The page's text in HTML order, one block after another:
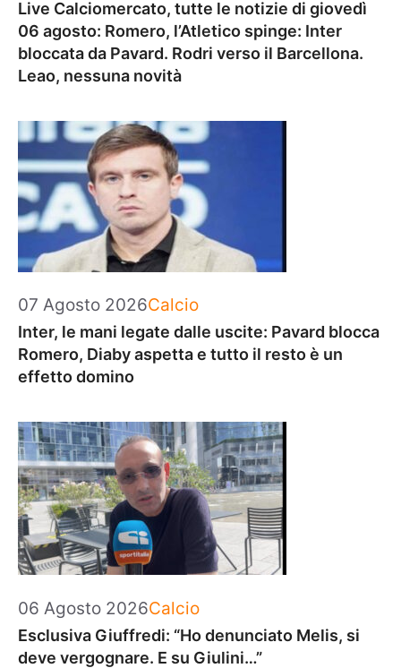
Live Calciomercato, tutte le notizie di giovedì
06 agosto: Romero, l’Atletico spinge: Inter
bloccata da Pavard. Rodri verso il Barcellona.
Leao, nessuna novità
07 Agosto 2026Categorie
Calcio
Inter, le mani legate dalle uscite: Pavard blocca
Romero, Diaby aspetta e tutto il resto è un
effetto domino
06 Agosto 2026Categorie
Calcio
Esclusiva Giuffredi: “Ho denunciato Melis, si
deve vergognare. E su Giulini…”